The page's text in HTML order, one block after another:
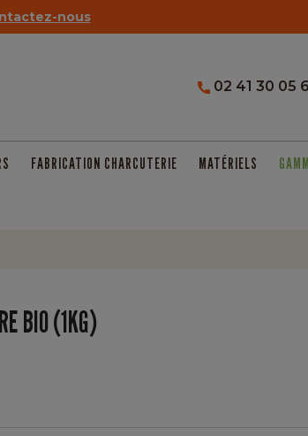
nous
02 41 30 05
FABRICATION CHARCUTERIE MATÉRIELS
BIO (1KG)